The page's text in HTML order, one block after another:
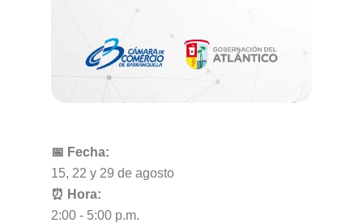
📅 Fecha:
15, 22 y 29 de agosto
⏰ Hora:
2:00 - 5:00 p.m.